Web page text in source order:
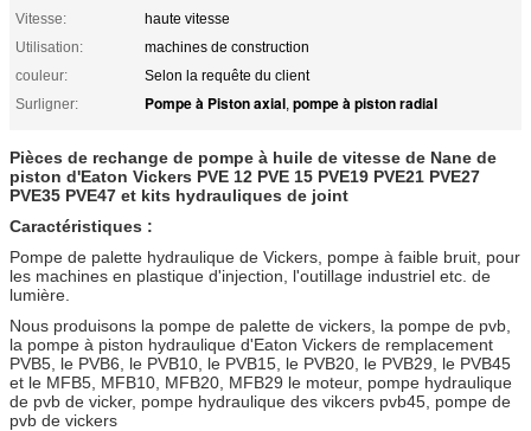
Vitesse:
haute vitesse
Utilisation:
machines de construction
couleur:
Selon la requête du client
Surligner:
Pompe à Piston axial, pompe à piston radial
Pièces de rechange de pompe à huile de vitesse de Nane de
piston d'Eaton Vickers PVE 12 PVE 15 PVE19 PVE21 PVE27
PVE35 PVE47 et kits hydrauliques de joint
Caractéristiques :
Pompe de palette hydraulique de Vickers, pompe à faible bruit, pour
les machines en plastique d'injection, l'outillage industriel etc. de
lumière.
Nous produisons la pompe de palette de vickers, la pompe de pvb,
la pompe à piston hydraulique d'Eaton Vickers de remplacement
PVB5, le PVB6, le PVB10, le PVB15, le PVB20, le PVB29, le PVB45
et le MFB5, MFB10, MFB20, MFB29 le moteur, pompe hydraulique
de pvb de vicker, pompe hydraulique des vikcers pvb45, pompe de
pvb de vickers